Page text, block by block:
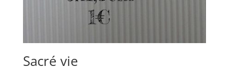
Sacré vie